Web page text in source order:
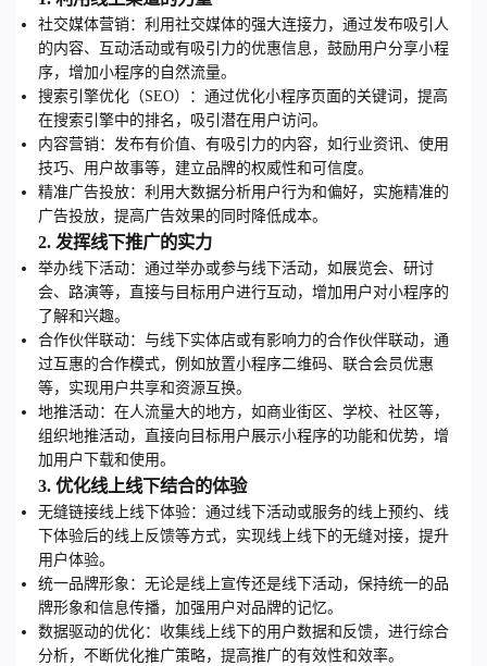
社交媒体营销 ：利用社交媒体的强大连接力，通过发布吸引人
的内容、互动活动或有吸引力的优惠信息，鼓励用户分享小程
序，增加小程序的自然流量。
搜索引擎优化（SEO）
：通过优化小程序页面的关键词，提高
在搜索引擎中的排名，吸引潜在用户访问。
内容营销 ：发布有价值、有吸引力的内容，如行业资讯、使用
技巧、用户故事等，建立品牌的权威性和可信度。
精准广告投放：利用大数据分析用户行为和偏好，实施精准的
广告投放，提高广告效果的同时降低成本。
2. 发挥线下推广的实力
举办线下活动：通过举办或参与线下活动，如展览会、研讨
会、路演等，直接与目标用户进行互动，增加用户对小程序的
了解和兴趣。
合作伙伴联动：与线下实体店或有影响力的合作伙伴联动，通
过互惠的合作模式，例如放置小程序二维码、联合会员优惠
等，实现用户共享和资源互换。
地推活动：在人流量大的地方，如商业街区、学校、社区等，
组织地推活动，直接向目标用户展示小程序的功能和优势，增
加用户下载和使用。
3. 优化线上线下结合的体验
无缝链接线上线下体验：通过线下活动或服务的线上预约、线
下体验后的线上反馈等方式，实现线上线下的无缝对接，提升
用户体验。
统一品牌形象 ：无论是线上宣传还是线下活动，保持统一的品
牌形象和信息传播，加强用户对品牌的记忆。
数据驱动的优化：收集线上线下的用户数据和反馈，进行综合
分析，不断优化推广策略，提高推广的有效性和效率。